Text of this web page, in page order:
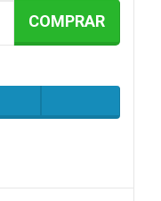
COMPRAR